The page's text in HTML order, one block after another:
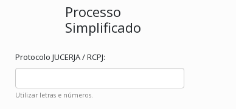
Processo
Simplificado
Protocolo JUCERJA / RCPJ:
Utilizar letras e números.